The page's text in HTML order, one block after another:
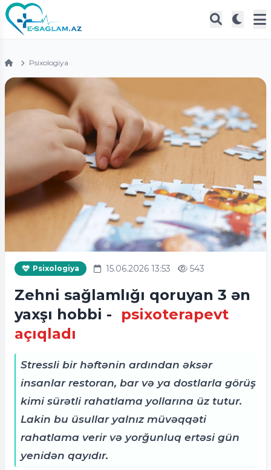
Psixologiya
Psixologiya 15.06.2026 13:53 543
Zehni sağlamlığı qoruyan 3 ən
yaxşı hobbi -
psixoterapevt
açıqladı
Stressli bir həftənin ardından əksər
insanlar restoran, bar və ya dostlarla görüş
kimi sürətli rahatlama yollarına üz tutur.
Lakin bu üsullar yalnız müvəqqəti
rahatlama verir və yorğunluq ertəsi gün
yenidən qayıdır.